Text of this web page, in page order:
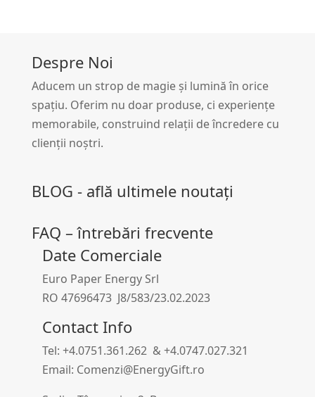
Despre Noi
Aducem un strop de magie și lumină în orice
spațiu. Oferim nu doar produse, ci experiențe
memorabile, construind relații de încredere cu
clienții noștri.
BLOG - află ultimele noutați
FAQ – întrebări frecvente
Date Comerciale
Euro Paper Energy Srl
RO 47696473 J8/583/23.02.2023
Contact Info
Tel: +4.0751.361.262 & +4.0747.027.321
Email: Comenzi@EnergyGift.ro